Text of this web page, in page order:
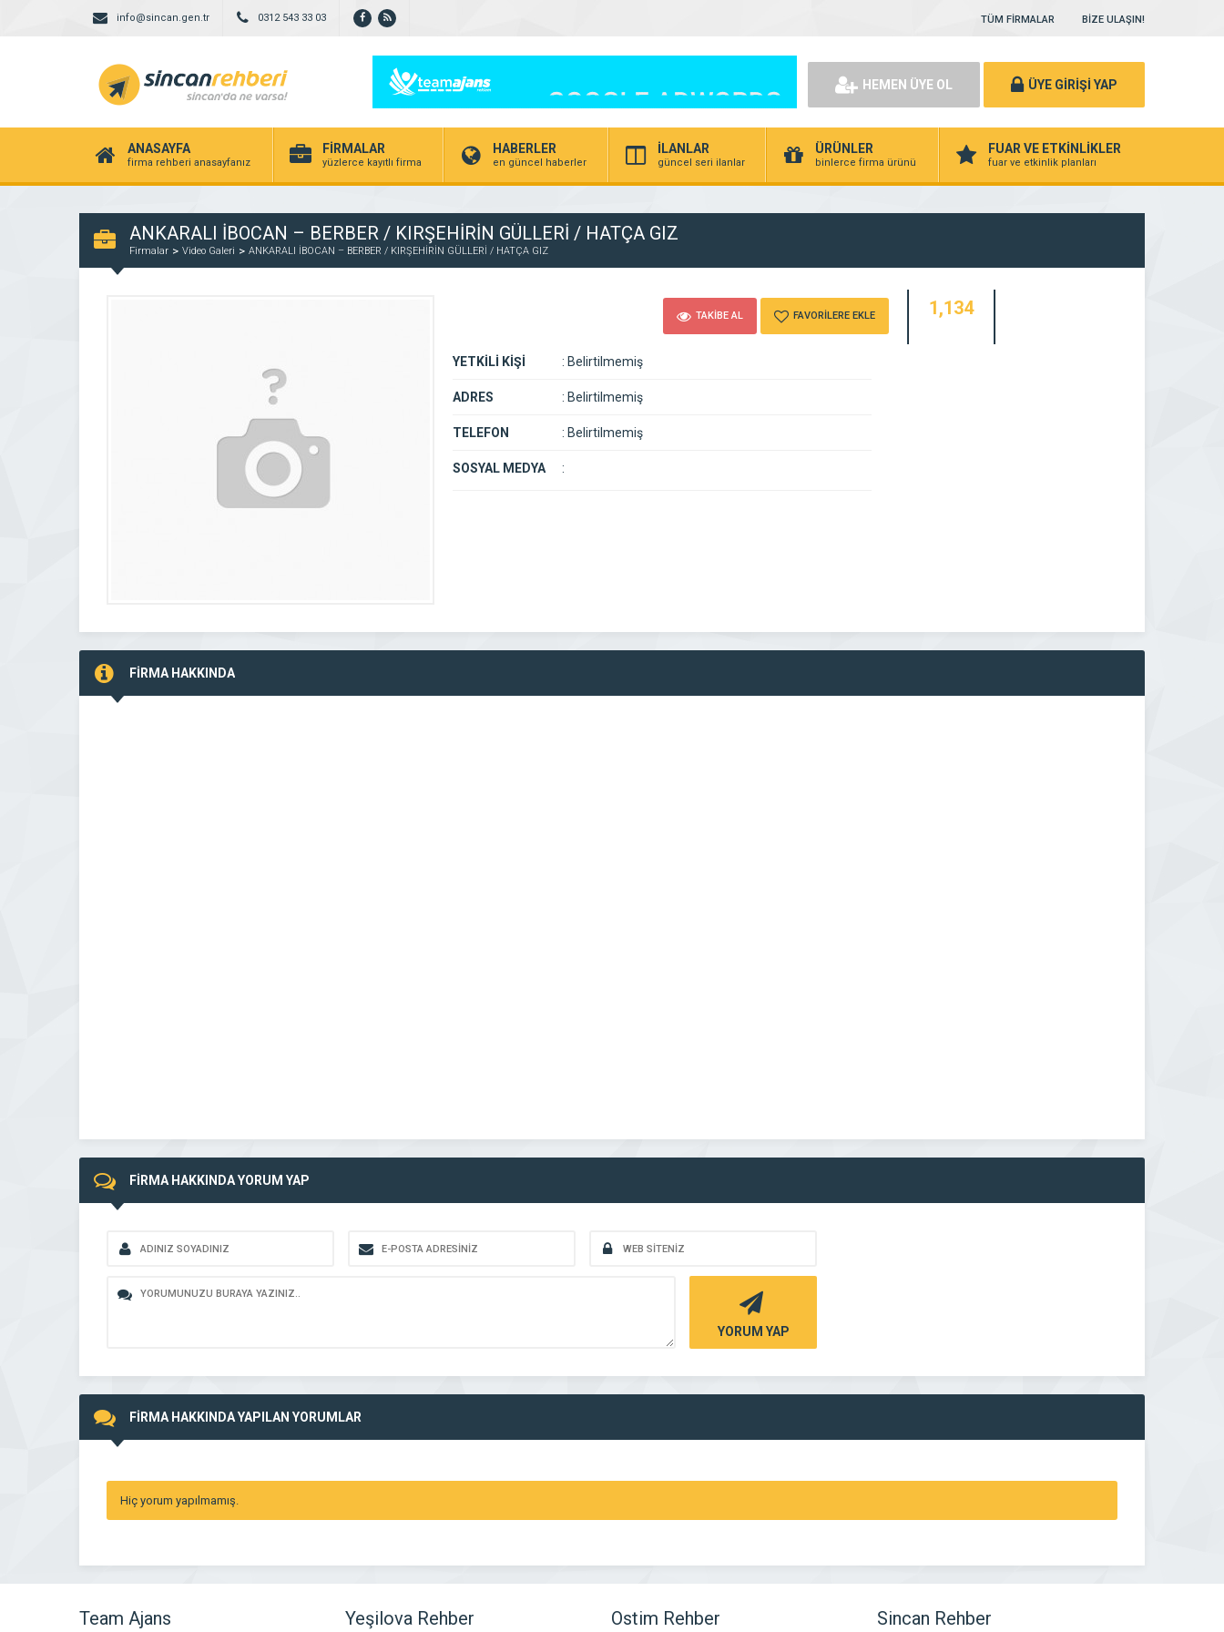
info@sincan.gen.tr 0312 543 33 03 TÜM FİRMALAR BİZE ULAŞIN!
HEMEN ÜYE OL ÜYE GİRİŞİ YAP
ANASAYFA
firma rehberi anasayfanız
FİRMALAR
yüzlerce kayıtlı firma
HABERLER
en güncel haberler
İLANLAR
güncel seri ilanlar
ÜRÜNLER
binlerce firma ürünü
FUAR VE ETKİNLİKLER
fuar ve etkinlik planları
ANKARALI İBOCAN – BERBER / KIRŞEHİRİN GÜLLERİ / HATÇA GIZ
Firmalar Video Galeri ANKARALI İBOCAN – BERBER / KIRŞEHİRİN GÜLLERİ / HATÇA GIZ
TAKİBE AL FAVORİLERE EKLE 1,134
YETKİLİ KİŞİ : Belirtilmemiş
ADRES : Belirtilmemiş
TELEFON : Belirtilmemiş
SOSYAL MEDYA :
FİRMA HAKKINDA
FİRMA HAKKINDA YORUM YAP
YORUM YAP
FİRMA HAKKINDA YAPILAN YORUMLAR
Hiç yorum yapılmamış.
Team Ajans Yeşilova Rehber Ostim Rehber Sincan Rehber